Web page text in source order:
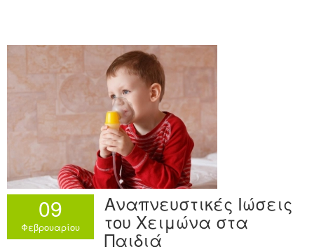
09
Φεβρουαρίου
Αναπνευστικές Ιώσεις
του Χειμώνα στα
Παιδιά